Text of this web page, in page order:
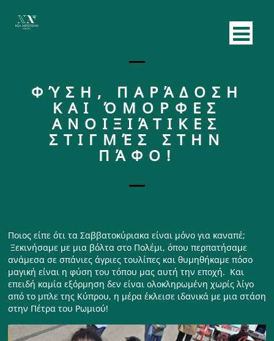
ΦΎΣΗ, ΠΑΡΆΔΟΣΗ
ΚΑΙ ΌΜΟΡΦΕΣ
ΑΝΟΙΞΙΆΤΙΚΕΣ
ΣΤΙΓΜΈΣ ΣΤΗΝ
ΠΆΦΟ!
Ποιος είπε ότι τα Σαββατοκύριακα είναι μόνο για καναπέ;
Ξεκινήσαμε με μια βόλτα στο Πολέμι, όπου περπατήσαμε
ανάμεσα σε σπάνιες άγριες τουλίπες και θυμηθήκαμε πόσο
μαγική είναι η φύση του τόπου μας αυτή την εποχή. Και
επειδή καμία εξόρμηση δεν είναι ολοκληρωμένη χωρίς λίγο
από το μπλε της Κύπρου, η μέρα έκλεισε ιδανικά με μια στάση
στην Πέτρα του Ρωμιού!